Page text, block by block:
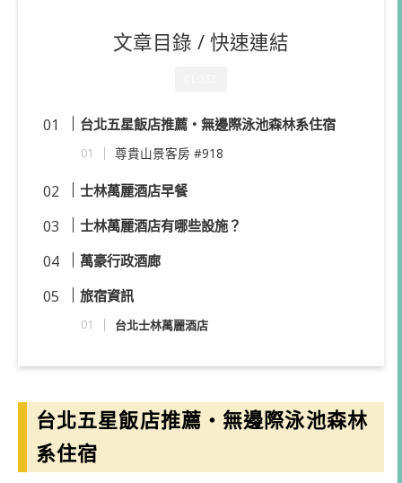
文章目錄 / 快速連結
台北五星飯店推薦・無邊際泳池森林系住宿
尊貴山景客房 #918
士林萬麗酒店早餐
士林萬麗酒店有哪些設施？
萬豪行政酒廊
旅宿資訊
台北士林萬麗酒店
台北五星飯店推薦・無邊際泳池森林
系住宿